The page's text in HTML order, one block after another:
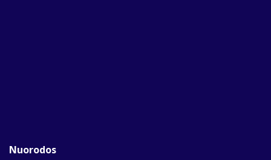
Nuorodos